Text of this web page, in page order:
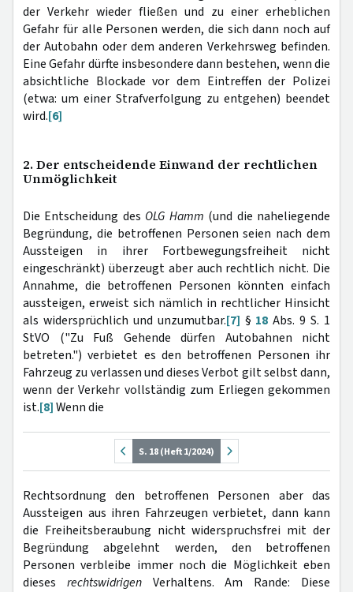
der Verkehr wieder fließen und zu einer erheblichen
Gefahr für alle Personen werden, die sich dann noch auf
der Autobahn oder dem anderen Verkehrsweg befinden.
Eine Gefahr dürfte insbesondere dann bestehen, wenn die
absichtliche Blockade vor dem Eintreffen der Polizei
(etwa: um einer Strafverfolgung zu entgehen) beendet
wird.[6]
2. Der entscheidende Einwand der rechtlichen
Unmöglichkeit
Die Entscheidung des OLG Hamm (und die naheliegende
Begründung, die betroffenen Personen seien nach dem
Aussteigen in ihrer Fortbewegungsfreiheit nicht
eingeschränkt) überzeugt aber auch rechtlich nicht. Die
Annahme, die betroffenen Personen könnten einfach
aussteigen, erweist sich nämlich in rechtlicher Hinsicht
als widersprüchlich und unzumutbar.[7] § 18 Abs. 9 S. 1
StVO ("Zu Fuß Gehende dürfen Autobahnen nicht
betreten.") verbietet es den betroffenen Personen ihr
Fahrzeug zu verlassen und dieses Verbot gilt selbst dann,
wenn der Verkehr vollständig zum Erliegen gekommen
ist.[8]Wenn die
S. 18 (Heft 1/2024)
Rechtsordnung den betroffenen Personen aber das
Aussteigen aus ihren Fahrzeugen verbietet, dann kann
die Freiheitsberaubung nicht widerspruchsfrei mit der
Begründung abgelehnt werden, den betroffenen
Personen verbleibe immer noch die Möglichkeit eben
dieses rechtswidrigenVerhaltens. Am Rande: Diese